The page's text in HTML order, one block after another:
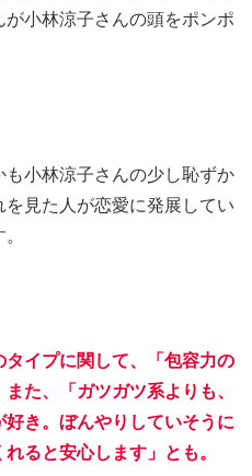
小林涼子さんの頭をポンポ
小林涼子さんの少し恥ずか
見た人が恋愛に発展してい
イプに関して、「包容力の
た、「ガツガツ系よりも、
き。ぼんやりしていそうに
ると安心します」とも。